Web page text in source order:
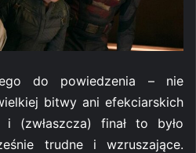
do powiedzenia – nie
bitwy ani efekciarskich
(zwłaszcza) finał to było
trudne i wzruszające.